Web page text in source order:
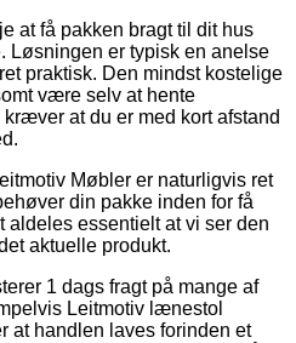
at få pakken bragt til dit hus
Løsningen er typisk en anelse
praktisk. Den mindst kostelige
være selv at hente
at du er med kort afstand
Møbler er naturligvis ret
din pakke inden for få
aldeles essentielt at vi ser den
aktuelle produkt.
1 dags fragt på mange af
Leitmotiv lænestol
at handlen laves forinden et